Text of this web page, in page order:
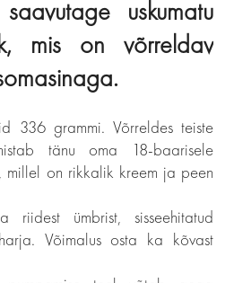
uskumatu
mis on võrreldav
336 grammi. Võrreldes teiste
tänu oma 18-baarisele
millel on rikkalik kreem ja peen
riidest ümbrist, sisseehitatud
Võimalus osta ka kõvast